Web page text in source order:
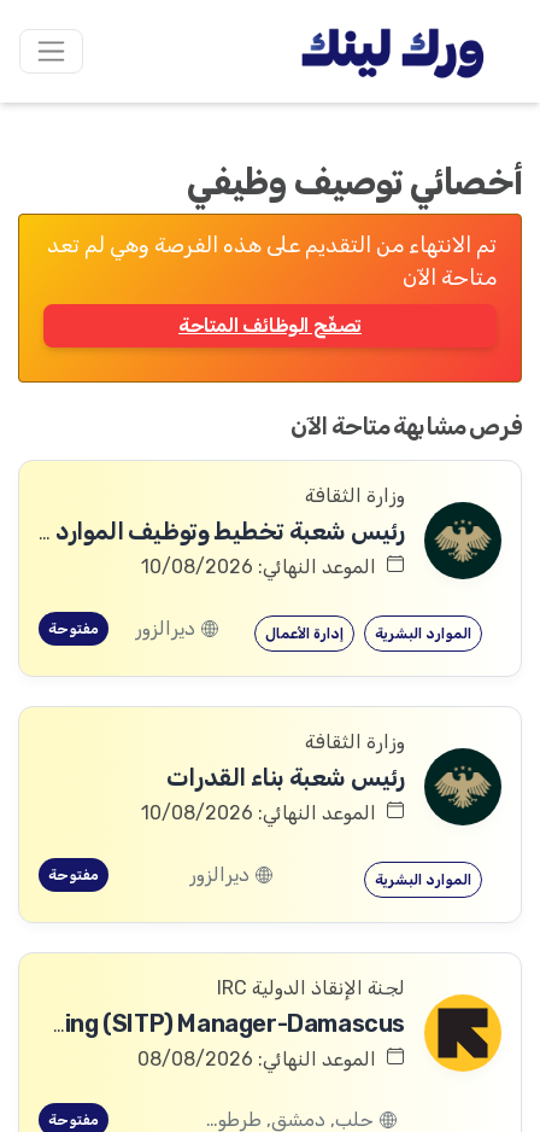
أخصائي توصيف وظيفي
تم الانتهاء من التقديم على هذه الفرصة وهي لم تعد
متاحة الآن
تصفّح الوظائف المتاحة
فرص مشابهة متاحة الآن
وزارة الثقافة
رئيس شعبة تخطيط وتوظيف الموارد البشرية
الموعد النهائي: 10/08/2026
إدارة الأعمال الموارد البشرية ديرالزور مفتوحة
وزارة الثقافة
رئيس شعبة بناء القدرات
الموعد النهائي: 10/08/2026
الموارد البشرية ديرالزور مفتوحة
لجنة الإنقاذ الدولية IRC
Safeguarding and Safe, Inclusive and Transformative Programming (SITP) Manager-Damascus
الموعد النهائي: 08/08/2026
حلب, دمشق, طرطوس, ريف دمشق, ديرالزور, درعا, السويداء, إدلب, القنيطرة, اللاذقية, الرقة, حمص, الحسكة, حماة مفتوحة